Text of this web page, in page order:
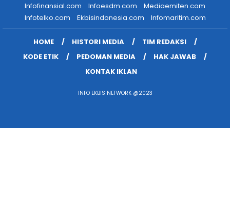
Infofinansial.com
Infoesdm.com
Mediaemiten.com
Infotelko.com
Ekbisindonesia.com Infomaritim.com
HOME HISTORI MEDIA
TIM REDAKSI
KODE ETIK
PEDOMAN MEDIA
HAK JAWAB
KONTAK IKLAN
INFO EKBIS NETWORK @2023